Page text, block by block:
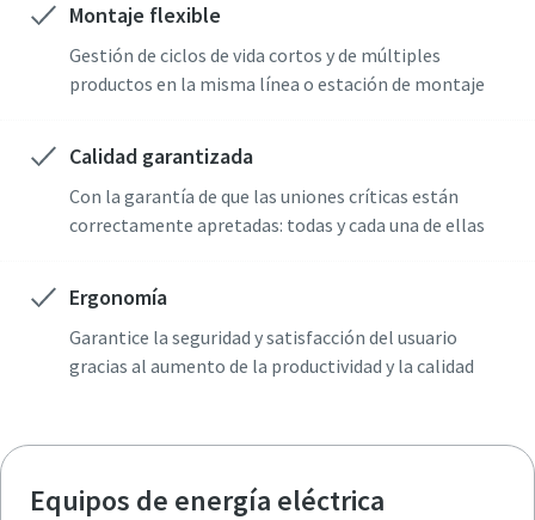
Montaje flexible
Gestión de ciclos de vida cortos y de múltiples
productos en la misma línea o estación de montaje
Calidad garantizada
Con la garantía de que las uniones críticas están
correctamente apretadas: todas y cada una de ellas
Ergonomía
Garantice la seguridad y satisfacción del usuario
gracias al aumento de la productividad y la calidad
Equipos de energía eléctrica